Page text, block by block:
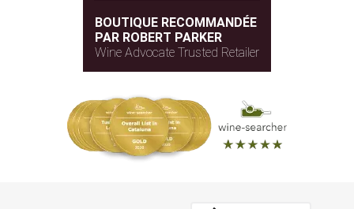
BOUTIQUE RECOMMANDÉE
PAR ROBERT PARKER
Wine Advocate Trusted Retailer